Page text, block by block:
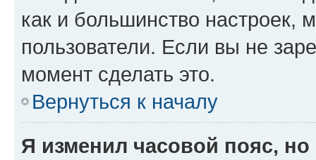
как и большинство настроек,
пользователи. Если вы не
момент сделать это.
Вернуться к началу
Я изменил часовой пояс,